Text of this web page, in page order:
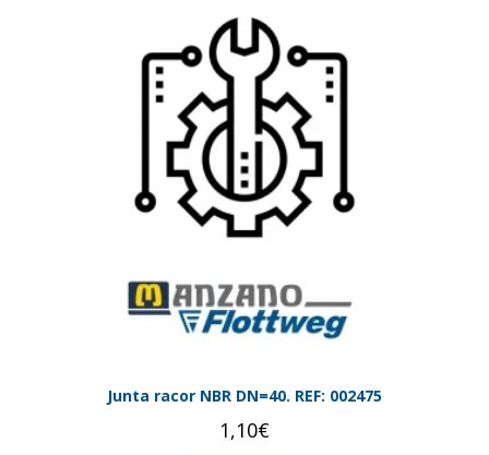
Junta racor NBR DN=40. REF: 002475
1,10€